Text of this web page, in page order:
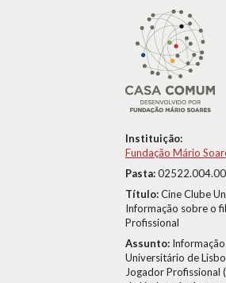
Instituição:
Fundação Mário
Pasta:
Título:Cine Clube
Informação sobre o
Profissional
Assunto:
Universitário de
Jogador Profissional